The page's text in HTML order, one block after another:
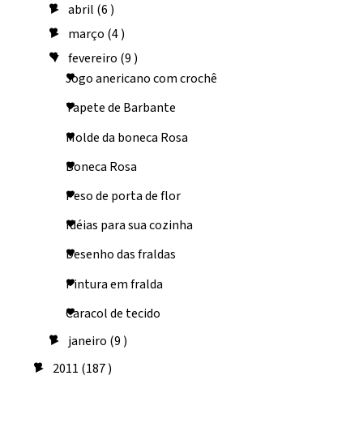
►abril (6 )
► março (4 )
▼fevereiro (9 )
Jogo anericano com crochê
Tapete de Barbante
Molde da boneca Rosa
Boneca Rosa
Peso de porta de flor
Idéias para sua cozinha
Desenho das fraldas
Pintura em fralda
Caracol de tecido
► janeiro (9 )
► 2011 (187 )